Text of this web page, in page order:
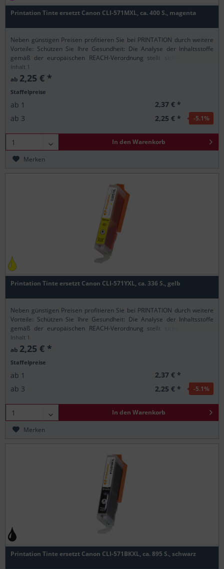
Printation Tinte ersetzt Canon CLI-571MXL, ca. 400 S., magenta
Neben günstigen Preisen profitieren Sie bei PRINTATION durch weitere
Vorteile: Schützen Sie Ihre Gesundheit: Die Analyse der Inhaltsstoffe
gemäß der europäischen REACH-Verordnung stellt sicher, dass alle
Printation-Produkte nur...
Inhalt 1
ab 2,25 € *
Staffelpreise
ab 1
2,37 € *
ab 3 2,25 € * -5.1%
In den Warenkorb
Merken
Printation Tinte ersetzt Canon CLI-571YXL, ca. 336 S., gelb
Neben günstigen Preisen profitieren Sie bei PRINTATION durch weitere
Vorteile: Schützen Sie Ihre Gesundheit: Die Analyse der Inhaltsstoffe
gemäß der europäischen REACH-Verordnung stellt sicher, dass alle
Printation-Produkte nur...
Inhalt 1
ab 2,25 € *
Staffelpreise
ab 1
2,37 € *
ab 3 2,25 € * -5.1%
In den Warenkorb
Merken
Printation Tinte ersetzt Canon CLI-571BKXL, ca. 895 S., schwarz